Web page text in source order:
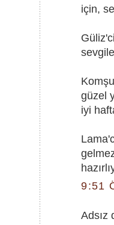
için,
güzel
iyi
9:51
Adsız